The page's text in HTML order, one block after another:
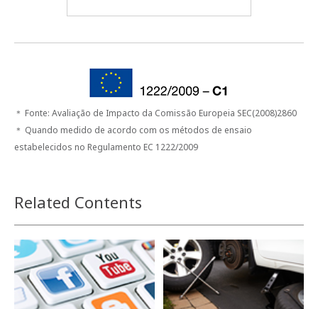
＊ Fonte: Avaliação de Impacto da Comissão Europeia SEC(2008)2860
＊ Quando medido de acordo com os métodos de ensaio
estabelecidos no Regulamento EC 1222/2009
Related Contents